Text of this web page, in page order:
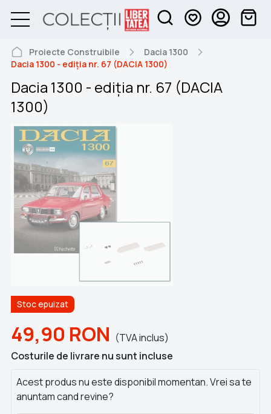
Proiecte Construibile
Dacia 1300
Dacia 1300 - ediția nr. 67 (DACIA 1300)
Dacia 1300 - ediția nr. 67 (DACIA
1300)
Stoc epuizat
49,90 RON (TVA inclus)
Costurile de livrare nu sunt incluse
Acest produs nu este disponibil momentan. Vrei sa te
anuntam cand revine?